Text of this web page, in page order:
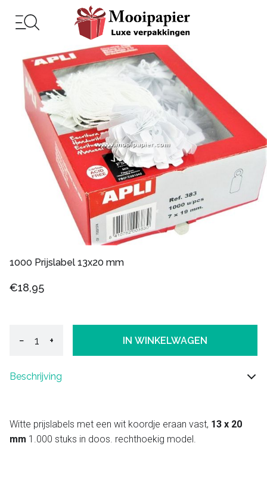
1000 Prijslabel 13x20 mm
€18,95
− + IN WINKELWAGEN
Beschrijving
Witte prijslabels met een wit koordje eraan vast, 13 x 20
mm 1.000 stuks in doos. rechthoekig model.